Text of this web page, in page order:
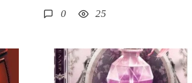
0 25